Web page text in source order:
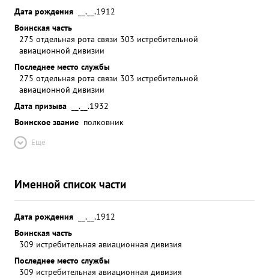
Дата рождения
__.__.1912
Воинская часть
275 отдельная рота связи 303 истребительной
авиационной дивизии
Последнее место службы
275 отдельная рота связи 303 истребительной
авиационной дивизии
Дата призыва
__.__.1932
Воинское звание полковник
Ещё
Именной список части
Дата рождения
__.__.1912
Воинская часть
309 истребительная авиационная дивизия
Последнее место службы
309 истребительная авиационная дивизия